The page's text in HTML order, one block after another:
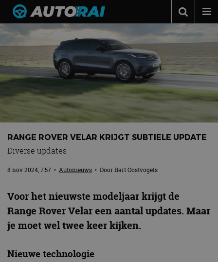
Autonieuws
Autotests
Automerken
Adverteren
Contact
MotorRAI.nl
RANGE ROVER VELAR KRIJGT SUBTIELE UPDATE
Diverse updates
8 nov 2024, 7:57 • Autonieuws • DoorBart Oostvogels
Voor het nieuwste modeljaar krijgt de
Range Rover Velar een aantal updates. Maar
je moet wel twee keer kijken.
Nieuwe technologie